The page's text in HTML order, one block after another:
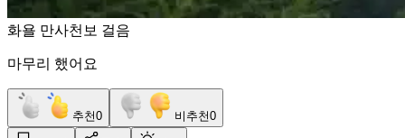
화욜 만사천보 걸음
마무리 했어요
추천0 비추천0